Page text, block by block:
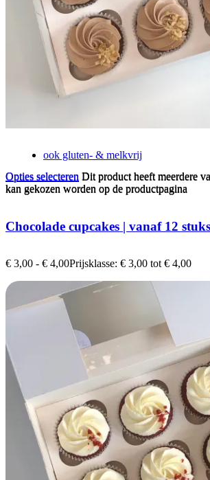
ook gluten- & melkvrij
Opties selecteren Dit product heeft meerdere
kan gekozen worden op de productpagina
Opties selecteren Dit product heeft meerdere
kan gekozen worden op de productpagina
Chocolade cupcakes | vanaf 12 stuks
€ 3,00 - € 4,00Prijsklasse: € 3,00 tot € 4,00